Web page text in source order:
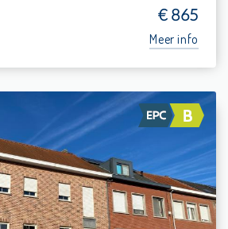
€ 865
Meer info
Verhuurd: Duplex
4
14 m²